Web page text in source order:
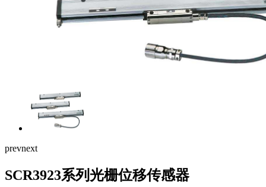
prevnext
SCR3923系列光栅位移传感器